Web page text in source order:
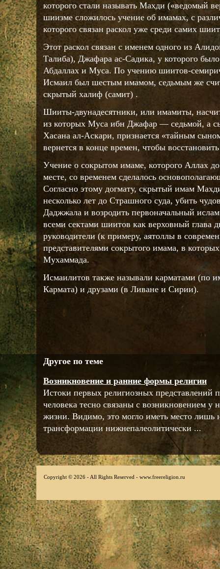
которого стали называть Махди («ведомый
шиизме сложилось учение об имамах, с
которого связан раскол уже среди самих
Этот раскол связан с именем одного из
Талиба), Джафара ас-Садика, у которого
Абдаллах и Муса. По учению шиитов-
Исмаил был шестым имамом, седьмым же
скрытый халиф (самит) .
Шииты-двунадесятники, или имамиты,
из которых Муса ибн Джафар — седьмой, а
Хасана ал-Аскари, признается «тайным
вернется в конце времен, чтобы
Учение о сокрытом имаме, которого Аллах
месте, со временем сделалось
Согласно этому догмату, скрытый имам
несколько лет до Страшного суда, убить
Даджжала и возродить первоначальный
всеми сектами шиитов как верховный глава
руководители (к примеру, аятоллы в
представителями сокрытого имама, в
Мухаммада.
Исмаилитов также называли карматами (по
Кармата) и друзами (в Ливане и Сирии).
Другое по теме
Возникновение и ранние формы религии
Истоки первых религиозных представлений
человека тесно связаны с возникновением
жизни. Видимо, это могло иметь место лишь
трансформации нижнепалеолитически ...
Copyright © 2026 - All Rights Reserved - www.freereligion.ru